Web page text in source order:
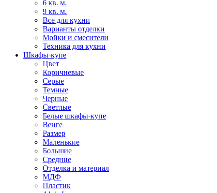
6 кв. м.
9 кв. м.
Все для кухни
Варианты отделки
Мойки и смесители
Техника для кухни
Шкафы-купе
Цвет
Коричневые
Серые
Темные
Черные
Светлые
Белые шкафы-купе
Венге
Размер
Маленькие
Большие
Средние
Отделка и материал
МДФ
Пластик